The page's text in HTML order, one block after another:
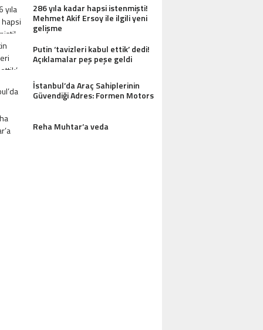
286 yıla kadar hapsi istenmişti!
Mehmet Akif Ersoy ile ilgili yeni
gelişme
Putin ‘tavizleri kabul ettik’ dedi!
Açıklamalar peş peşe geldi
İstanbul’da Araç Sahiplerinin
Güvendiği Adres: Formen Motors
Reha Muhtar’a veda